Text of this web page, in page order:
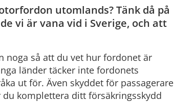
utomlands? Tänk då på
vi är vana vid i Sverige, och att
noga så att du vet hur fordonet är
länder täcker inte fordonets
ut för. Även skyddet för passagerare
du komplettera ditt försäkringsskydd